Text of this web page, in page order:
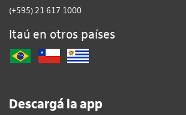
(+595) 21 617 1000
Itaú en otros países
Descargá la app